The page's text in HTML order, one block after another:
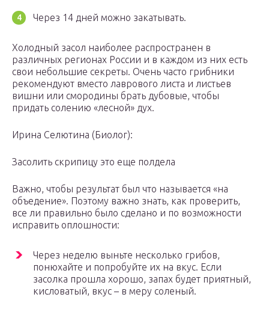
Через 14 дней можно закатывать.
Холодный засол наиболее распространен в
различных регионах России и в каждом из них есть
свои небольшие секреты. Очень часто грибники
рекомендуют вместо лаврового листа и листьев
вишни или смородины брать дубовые, чтобы
придать солению «лесной» дух.
Ирина Селютина (Биолог):
Засолить скрипицу это еще полдела
Важно, чтобы результат был что называется «на
объедение». Поэтому важно знать, как проверить,
все ли правильно было сделано и по возможности
исправить оплошности:
Через неделю выньте несколько грибов,
понюхайте и попробуйте их на вкус. Если
засолка прошла хорошо, запах будет приятный,
кисловатый, вкус – в меру соленый.